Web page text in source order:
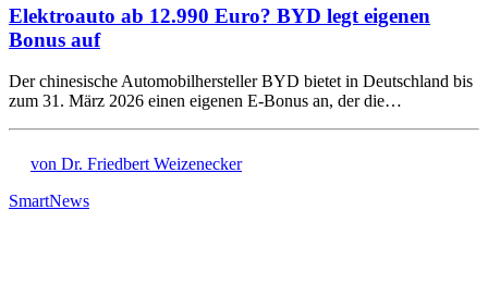
Elektroauto ab 12.990 Euro? BYD legt eigenen
Bonus auf
Der chinesische Automobilhersteller BYD bietet in Deutschland bis
zum 31. März 2026 einen eigenen E-Bonus an, der die…
von Dr. Friedbert Weizenecker
SmartNews